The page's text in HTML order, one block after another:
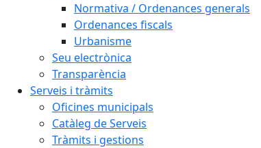
Normativa / Ordenances generals
Ordenances fiscals
Urbanisme
Seu electrònica
Transparència
Serveis i tràmits
Oficines municipals
Catàleg de Serveis
Tràmits i gestions